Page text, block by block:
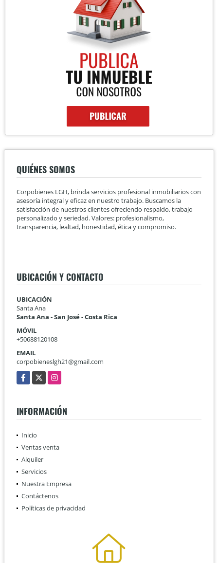
QUIÉNES SOMOS
Corpobienes LGH, brinda servicios profesional inmobiliarios con
asesoría integral y eficaz en nuestro trabajo. Buscamos la
satisfacción de nuestros clientes ofreciendo respaldo, trabajo
personalizado y seriedad. Valores: profesionalismo,
transparencia, lealtad, honestidad, ética y compromiso.
UBICACIÓN Y CONTACTO
UBICACIÓN
Santa Ana
Santa Ana - San José - Costa Rica
MÓVIL
+50688120108
EMAIL
corpobieneslgh21@gmail.com
Facebook
X Instagram
INFORMACIÓN
Inicio
Ventas venta
Alquiler
Servicios
Nuestra Empresa
Contáctenos
Políticas de privacidad